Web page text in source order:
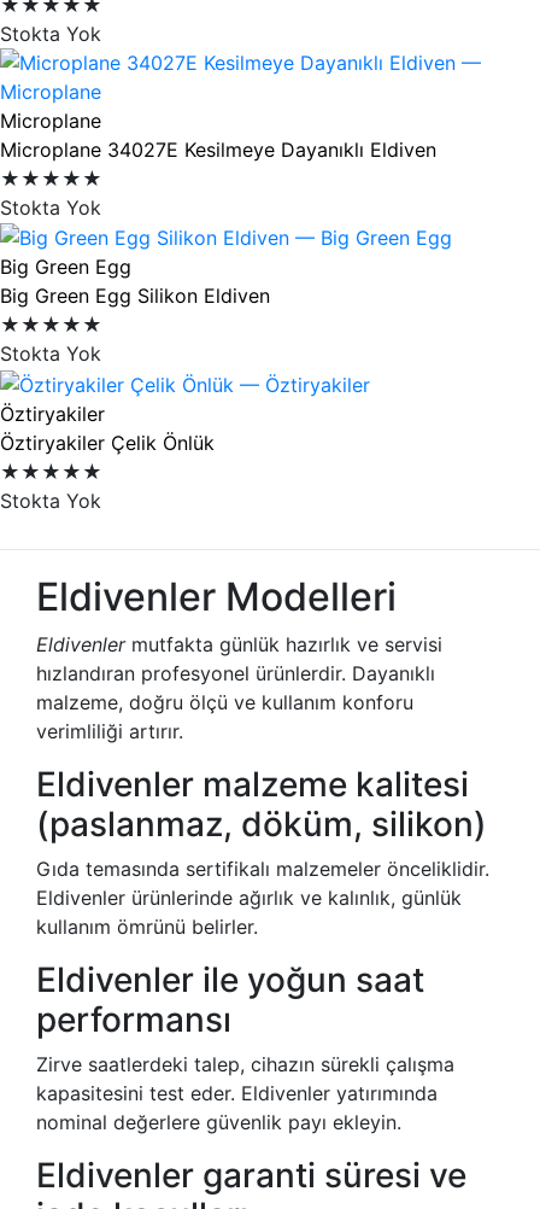
Stokta Yok
Microplane
Microplane 34027E Kesilmeye Dayanıklı Eldiven
★★★★★
Stokta Yok
Big Green Egg
Big Green Egg Silikon Eldiven
★★★★★
Stokta Yok
Öztiryakiler
Öztiryakiler Çelik Önlük
★★★★★
Stokta Yok
Eldivenler Modelleri
Eldivenlermutfakta günlük hazırlık ve servisi
hızlandıran profesyonel ürünlerdir. Dayanıklı
malzeme, doğru ölçü ve kullanım konforu
verimliliği artırır.
Eldivenler malzeme kalitesi
(paslanmaz, döküm, silikon)
Gıda temasında sertifikalı malzemeler önceliklidir.
Eldivenler ürünlerinde ağırlık ve kalınlık, günlük
kullanım ömrünü belirler.
Eldivenler ile yoğun saat
performansı
Zirve saatlerdeki talep, cihazın sürekli çalışma
kapasitesini test eder. Eldivenler yatırımında
nominal değerlere güvenlik payı ekleyin.
Eldivenler garanti süresi ve